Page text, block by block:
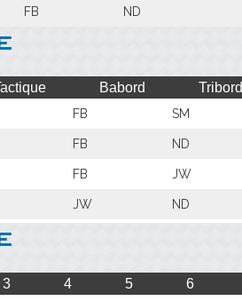
FB ND
Babord Tribord
FB SM
FB ND
FB JW
JW ND
3 4 5 6